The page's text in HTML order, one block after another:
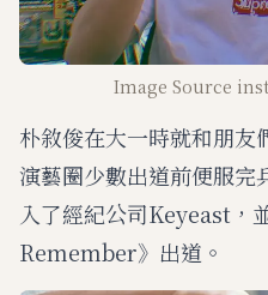
Image Source
朴敘俊在大一時就和朋友
演藝圈少數出道前便服完
入了經紀公司Keyeast，
Remember》出道。